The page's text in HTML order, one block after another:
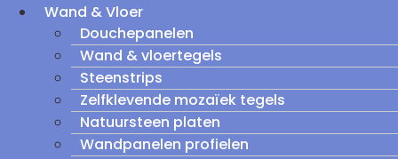
Wand & Vloer
Douchepanelen
Wand & vloertegels
Steenstrips
Zelfklevende mozaïek tegels
Natuursteen platen
Wandpanelen profielen